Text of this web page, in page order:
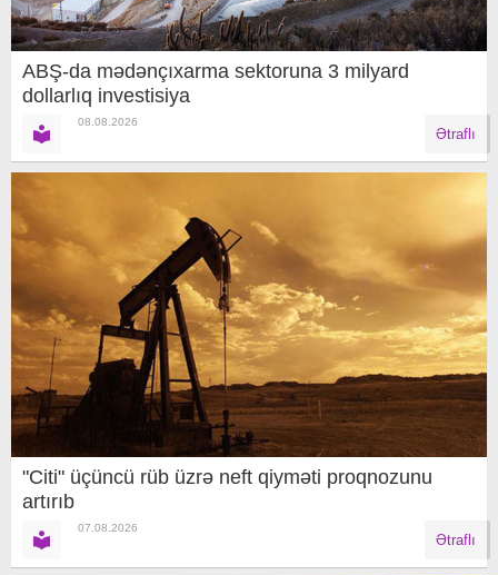
ABŞ-da mədənçıxarma sektoruna 3 milyard
dollarlıq investisiya
08.08.2026
Ətraflı
"Citi" üçüncü rüb üzrə neft qiyməti proqnozunu
artırıb
07.08.2026
Ətraflı